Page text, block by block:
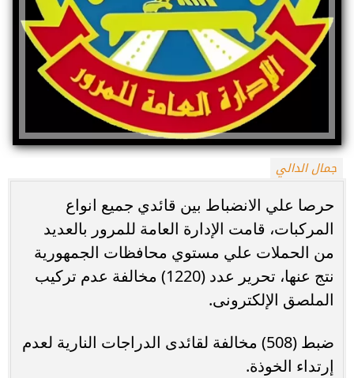
جمال الدالي
حرصا علي الانضباط بين قائدي جميع انواع
المركبات، قامت الإدارة العامة للمرور بالعديد
من الحملات علي مستوي محافظات الجمهورية
نتج عنها، تحرير عدد (1220) مخالفة عدم تركيب
الملصق الإلكترونى.
ضبط (508) مخالفة لقائدى الدراجات النارية لعدم
إرتداء الخوذة.